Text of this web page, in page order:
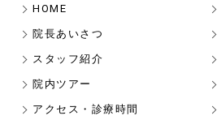
HOME
院長あいさつ
スタッフ紹介
院内ツアー
アクセス・診療時間